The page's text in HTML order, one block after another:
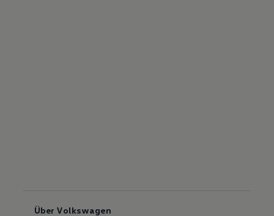
Über Volkswagen